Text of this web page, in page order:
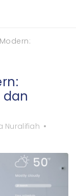
Modern:
dan
Nuralifiah